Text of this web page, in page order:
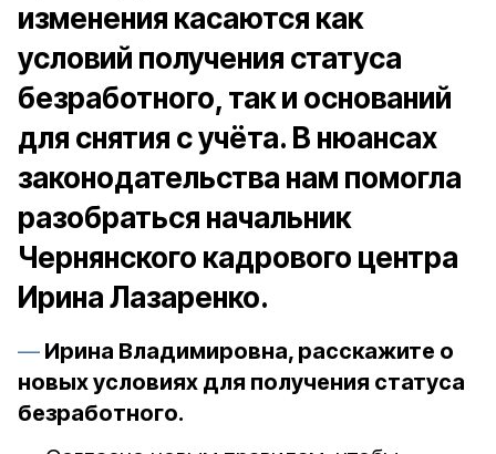
изменения касаются как
условий получения статуса
безработного, так и оснований
для снятия с учёта. В нюансах
законодательства нам помогла
разобраться начальник
Чернянского кадрового центра
Ирина Лазаренко.
Ирина Владимировна, расскажите о
новых условиях для получения статуса
безработного.